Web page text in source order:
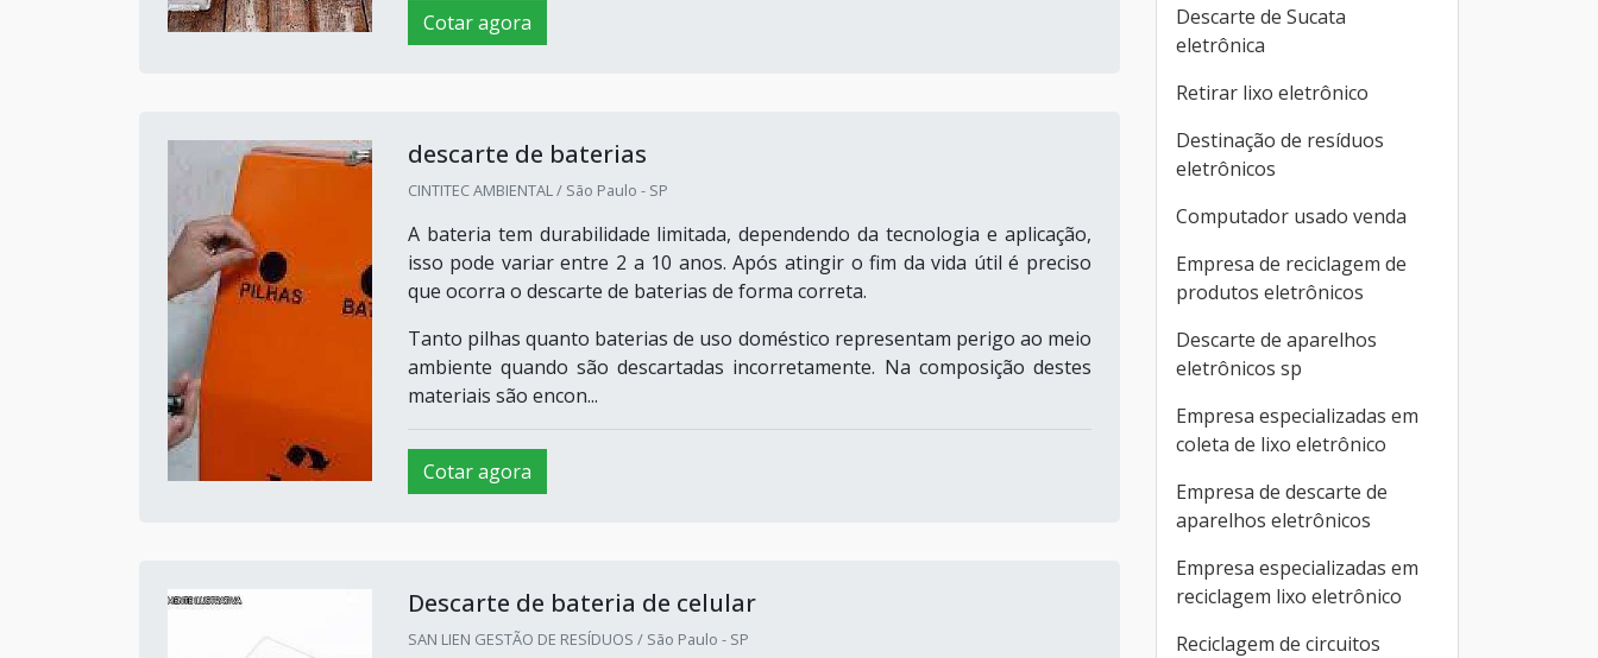
Cotar agora
descarte de baterias
CINTITEC AMBIENTAL / São Paulo - SP
A bateria tem durabilidade limitada, dependendo da tecnologia e aplicação,
isso pode variar entre 2 a 10 anos. Após atingir o fim da vida útil é preciso
que ocorra o descarte de baterias de forma correta.
Tanto pilhas quanto baterias de uso doméstico representam perigo ao meio
ambiente quando são descartadas incorretamente. Na composição destes
materiais são encon...
Cotar agora
Descarte de bateria de celular
SAN LIEN GESTÃO DE RESÍDUOS / São Paulo - SP
Descarte de Sucata
eletrônica
Retirar lixo eletrônico
Destinação de resíduos
eletrônicos
Computador usado venda
Empresa de reciclagem de
produtos eletrônicos
Descarte de aparelhos
eletrônicos sp
Empresa especializadas em
coleta de lixo eletrônico
Empresa de descarte de
aparelhos eletrônicos
Empresa especializadas em
reciclagem lixo eletrônico
Reciclagem de circuitos